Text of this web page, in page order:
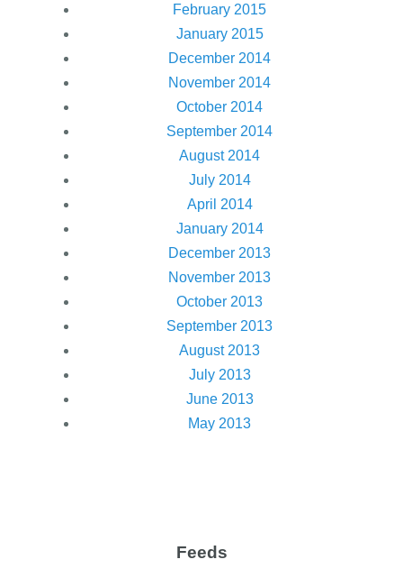
February 2015
January 2015
December 2014
November 2014
October 2014
September 2014
August 2014
July 2014
April 2014
January 2014
December 2013
November 2013
October 2013
September 2013
August 2013
July 2013
June 2013
May 2013
Feeds